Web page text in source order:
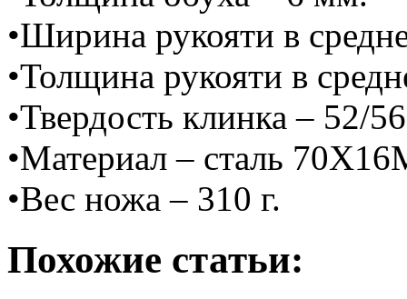
•Ширина рукояти в
•Толщина рукояти в
•Твердость клинка – 52/
•Материал – сталь
•Вес ножа – 310 г.
Похожие статьи: